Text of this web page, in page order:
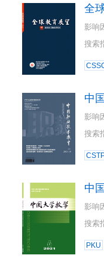
全
影响
搜索
中
影响
搜索
中
影响
搜索
PKU